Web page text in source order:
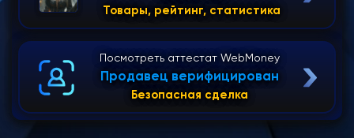
Товары, рейтинг, статистика
Посмотреть аттестат WebMoney
Продавец верифицирован
Безопасная сделка